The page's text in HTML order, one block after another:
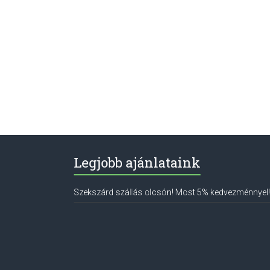
Legjobb ajánlataink
Szekszárd szállás olcsón! Most 5% kedvezménnyel!